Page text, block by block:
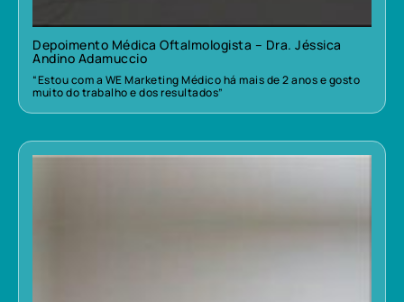
Depoimento Médica Oftalmologista – Dra. Jéssica
Andino Adamuccio
“Estou com a WE Marketing Médico há mais de 2 anos e gosto
muito do trabalho e dos resultados”